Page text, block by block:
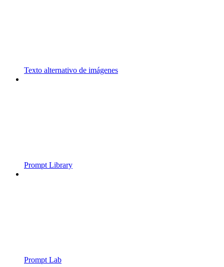
Texto alternativo de imágenes
Prompt Library
Prompt Lab